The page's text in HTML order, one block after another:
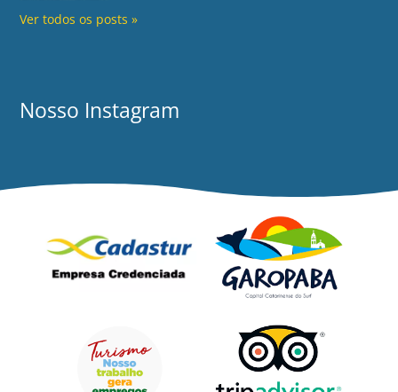
Ver todos os posts »
Nosso Instagram